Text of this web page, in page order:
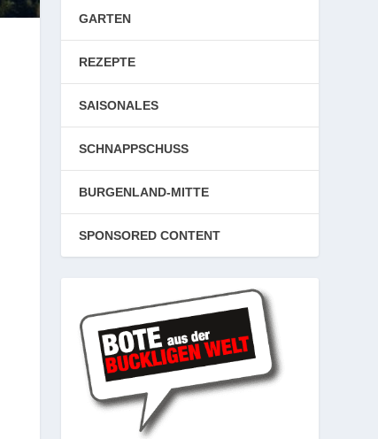
GARTEN
REZEPTE
SAISONALES
SCHNAPPSCHUSS
BURGENLAND-MITTE
SPONSORED CONTENT